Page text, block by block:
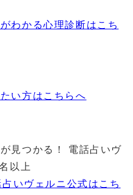
わかる心理診断はこち
い方はこちらへ
見つかる！ 電話占いヴ
以上
いヴェルニ公式はこち